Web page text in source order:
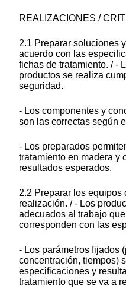
REALIZACIONES /
2.1 Preparar soluciones
acuerdo con las
fichas de tratamiento. / -
productos se realiza
seguridad.
- Los componentes y
son las correctas según
- Los preparados
tratamiento en madera y
resultados esperados.
2.2 Preparar los equipos
realización. / - Los
adecuados al trabajo
corresponden con las
- Los parámetros fijados
concentración, tiempos)
especificaciones y
tratamiento que se va a